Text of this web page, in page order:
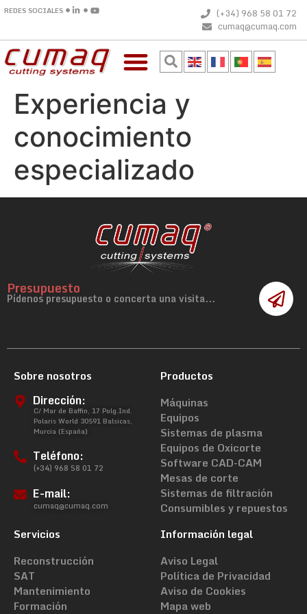
REDES SOCIALES
(+34) 968 58 01 72
cumaq@cumaq.com
Experiencia y
conocimiento
especializado
Presupuesto
Pídenos presupuesto o concerta una visita...
Sobre nosotros
Dirección:
C/ Mar de Baffin, 17 Polg.Ind.
Polaris World 30591 Balsicas,
Murcia (España)
Teléfono:
(+34) 968 58 01 72
E-mail:
cumaq@cumaq.com
Productos
Máquinas
Equipos
Sistemas de plasma
Equipos de Oxicorte
Software CAD-CAM
Mesas de corte
Sistemas de filtración
Consumibles y repuestos
Servicios
Reconstrucción
SAT
Mantenimiento
Formación
Información legal
Aviso Legal
Política de Privacidad
Aviso de Cookies
Mapa web